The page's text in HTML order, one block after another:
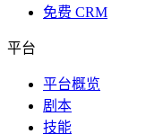
免费 CRM
平台
平台概览
剧本
技能